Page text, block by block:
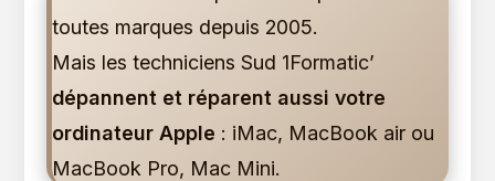
toutes marques depuis 2005.
Mais les techniciens Sud 1Formatic’
dépannent et réparent aussi votre
ordinateur Apple : iMac, MacBook air ou
MacBook Pro, Mac Mini.